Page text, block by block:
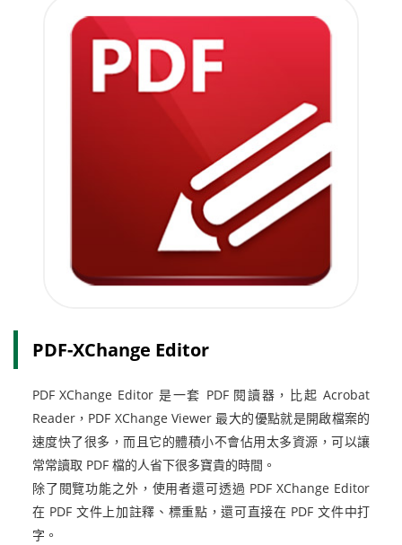
PDF-XChange Editor
PDF XChange Editor 是一套 PDF 閱讀器，比起 Acrobat
Reader，PDF XChange Viewer 最大的優點就是開啟檔案的
速度快了很多，而且它的體積小不會佔用太多資源，可以讓
常常讀取 PDF 檔的人省下很多寶貴的時間。
除了閱覽功能之外，使用者還可透過 PDF XChange Editor
在 PDF 文件上加註釋、標重點，還可直接在 PDF 文件中打
字。